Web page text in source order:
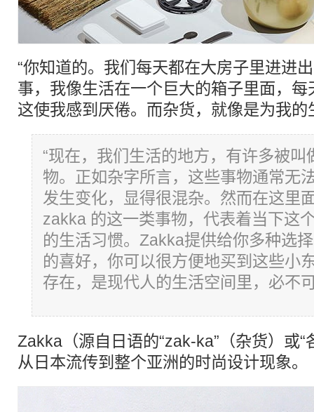
“你知道的。我们每天都在大房子里进进
事，我像生活在一个巨大的箱子里面，
这使我感到厌倦。而杂货，就像是为我的
“现在，我们生活的地方，有许多被叫
物。正如杂字所言，这些事物通常无
发生变化，显得很混杂。然而在这里
zakka 的这一类事物，代表着当下这
的生活习惯。Zakka提供给你多种选
的喜好，你可以很方便地买到这些小
存在，是现代人的生活空间里，必不
Zakka（源自日语的“zak-ka”（杂货）或“
从 日本流传到整个亚洲的时尚设计现象。